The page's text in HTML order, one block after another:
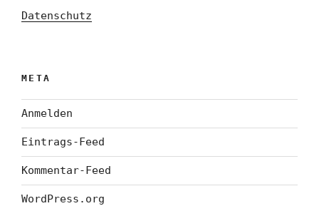
Datenschutz
META
Anmelden
Eintrags-Feed
Kommentar-Feed
WordPress.org